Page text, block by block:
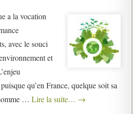
a la vocation
avec le souci
et
qu’en France, quelque soit sa
…Lire la suite… →